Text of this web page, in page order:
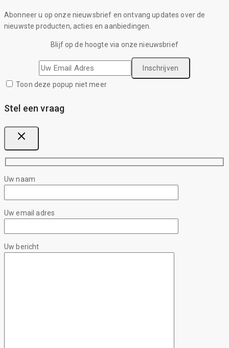
Abonneer u op onze nieuwsbrief en ontvang updates over de
nieuwste producten, acties en aanbiedingen.
Blijf op de hoogte via onze nieuwsbrief
Toon deze popup niet meer
Stel een vraag
Uw naam
Uw email adres
Uw bericht